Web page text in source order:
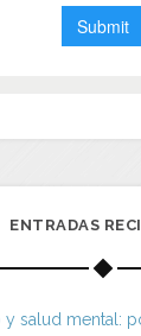
ENTRADAS
y salud mental: